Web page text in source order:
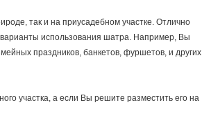
так и на приусадебном участке. Отлично
варианты использования шатра. Например, Вы
праздников, банкетов, фуршетов, и других
участка, а если Вы решите разместить его на